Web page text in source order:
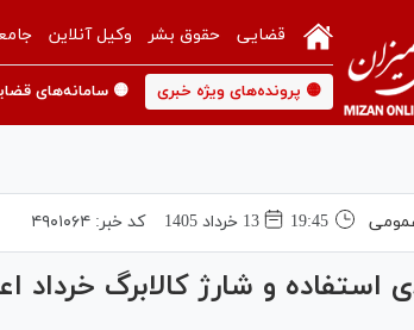
قضایی حقوق بشر وکیل آنلاین
🟡 پرونده‌های ویژه خبری 🟡 سامانه‌های
19:45 13 خرداد 1405 کد خبر: ۴۹۰۱۰۶۴
استفاده و شارژ کالابرگ خرداد